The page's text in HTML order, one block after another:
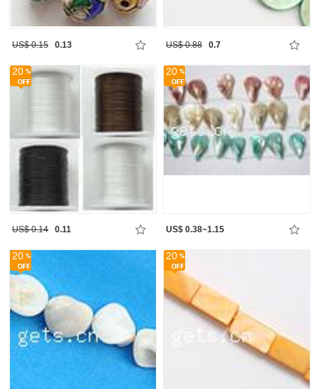
US$ 0.15 0.13 US$ 0.88 0.7
20
US$ 0.14 0.11
20
US$ 0.38~1.15
20 20